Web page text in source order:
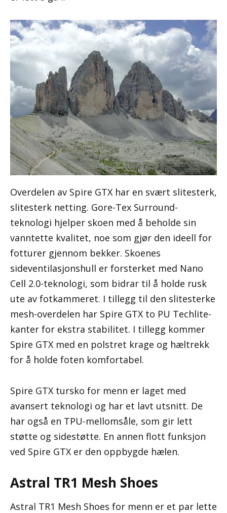
Overdelen av Spire GTX har en svært slitesterk,
slitesterk netting. Gore-Tex Surround-
teknologi hjelper skoen med å beholde sin
vanntette kvalitet, noe som gjør den ideell for
fotturer gjennom bekker. Skoenes
sideventilasjonshull er forsterket med Nano
Cell 2.0-teknologi, som bidrar til å holde rusk
ute av fotkammeret. I tillegg til den slitesterke
mesh-overdelen har Spire GTX to PU Techlite-
kanter for ekstra stabilitet. I tillegg kommer
Spire GTX med en polstret krage og hæltrekk
for å holde foten komfortabel.
Spire GTX tursko for menn er laget med
avansert teknologi og har et lavt utsnitt. De
har også en TPU-mellomsåle, som gir lett
støtte og sidestøtte. En annen flott funksjon
ved Spire GTX er den oppbygde hælen.
Astral TR1 Mesh Shoes
Astral TR1 Mesh Shoes for menn er et par lette